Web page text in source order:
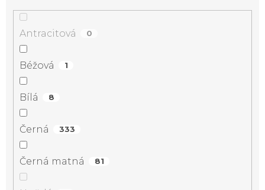
Antracitová 0
Béžová 1
Bílá 8
Černá 333
Černá matná 81